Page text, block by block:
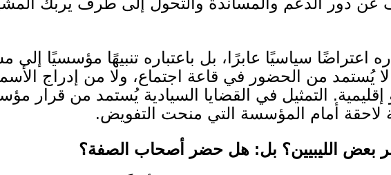
اعتراضًا سياسيًا عابرًا، بل باعتباره تنبيهًا مؤسسيًا إلى
لا يُستمد من الحضور في قاعة اجتماع، ولا من إدراج
.
التمثيل في القضايا السيادية يُستمد من قرار
أمام المؤسسة التي منحت التفويض.
الليبيين؟ بل: هل حضر أصحاب الصفة؟